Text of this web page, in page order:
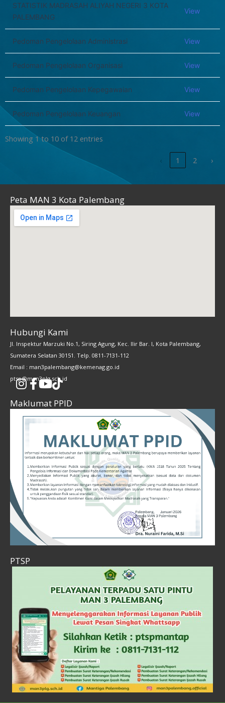
STATISTIK MADRASAH ALIYAH NEGERI 3 KOTA
PALEMBANG
View
Pedoman Pengelolaan Administrasi View
Pedoman Pengelolaan Organisasi View
Pedoman Pengelolaan Kepegawaian View
Pedoman Pengelolaan Keuangan View
Showing 1 to 10 of 12 entries
‹ 1 2 ›
Peta MAN 3 Kota Palembang
Hubungi Kami
Jl. Inspektur Marzuki No.1, Siring Agung, Kec. Ilir Bar. I, Kota Palembang,
Sumatera Selatan 30151. Telp. 0811-7131-112
Email : man3palembang@kemenag.go.id
ptsp@man3plg.sch.id
Maklumat PPID
PTSP